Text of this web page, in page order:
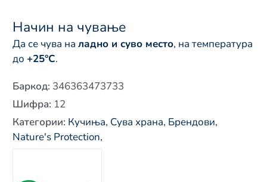
Начин на чување
Да се чува на ладно и суво место, на температура
до +25°C.
Баркод: 346363473733
Шифра: 12
Категории: Кучиња, Сува храна, Брендови,
Nature's Protection,